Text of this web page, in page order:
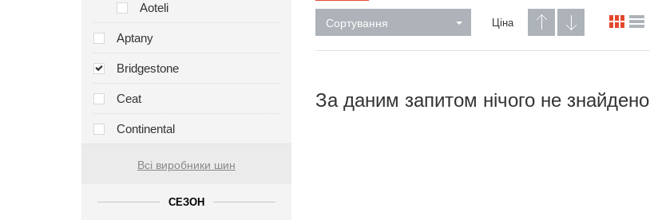
Aoteli
Aptany
Bridgestone
Ceat
Continental
Всі виробники шин
СЕЗОН
Сортування Ціна
За даним запитом нічого не знайдено